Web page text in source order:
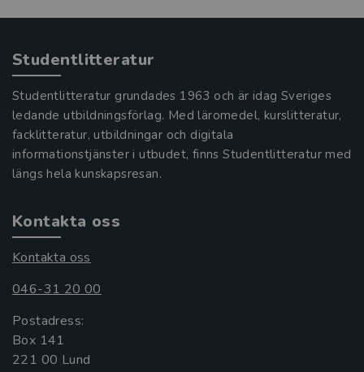
Studentlitteratur
Studentlitteratur grundades 1963 och är idag Sveriges
ledande utbildningsförlag. Med läromedel, kurslitteratur,
facklitteratur, utbildningar och digitala
informationstjänster i utbudet, finns Studentlitteratur med
längs hela kunskapsresan.
Kontakta oss
Kontakta oss
046-31 20 00
Postadress:
Box 141
221 00 Lund